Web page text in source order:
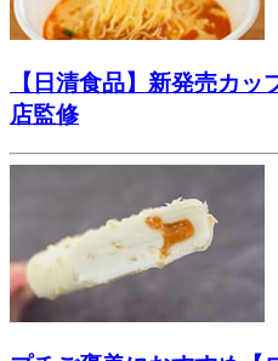
【日清食品】新発売カ
店監修